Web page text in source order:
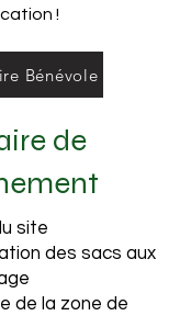
!
Bénévole
de
site
des sacs aux
de la zone de